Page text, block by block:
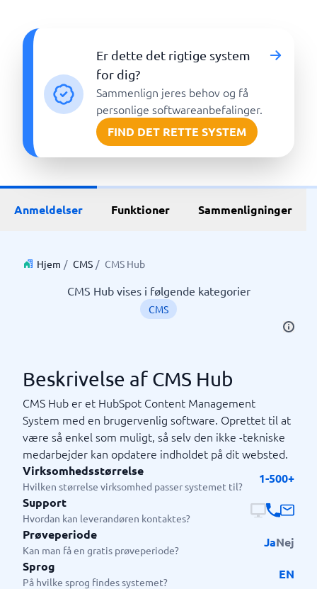
Er dette det rigtige system
for dig?
Sammenlign jeres behov og få
personlige softwareanbefalinger.
FIND DET RETTE SYSTEM
Anmeldelser Funktioner Sammenligninger
Hjem / CMS / CMS Hub
CMS Hub vises i følgende kategorier
CMS
Beskrivelse af CMS Hub
CMS Hub er et HubSpot Content Management
System med en brugervenlig software. Oprettet til at
være så enkel som muligt, så selv den ikke -tekniske
medarbejder kan opdatere indholdet på dit websted.
Virksomhedsstørrelse
Hvilken størrelse virksomhed passer systemet til?
1-500+
Support
Hvordan kan leverandøren kontaktes?
Prøveperiode
Kan man få en gratis prøveperiode?
JaNej
Sprog
På hvilke sprog findes systemet?
EN